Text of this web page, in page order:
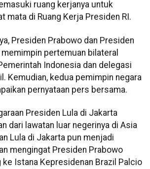
ruang kerjanya untuk
mata di Ruang Kerja Presiden RI.
Presiden Prabowo dan Presiden
pertemuan bilateral
Indonesia dan delegasi
Kemudian, kedua pemimpin negara
pernyataan pers bersama.
Presiden Lula di Jakarta
dari lawatan luar negerinya di Asia
Lula di Jakarta pun menjadi
mengingat Presiden Prabowo
Istana Kepresidenan Brazil Palcio